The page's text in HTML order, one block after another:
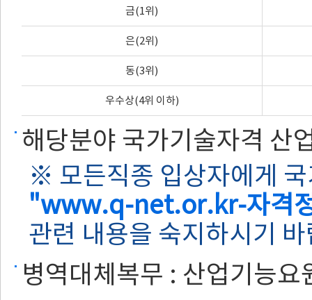
금(1위)
은(2위)
동(3위)
우수상(4위 이하)
해당분야 국가기술자격 산
※ 모든직종 입상자에게
"www.q-net.or.kr-자격정
관련 내용을 숙지하시기
병역대체복무 : 산업기능요